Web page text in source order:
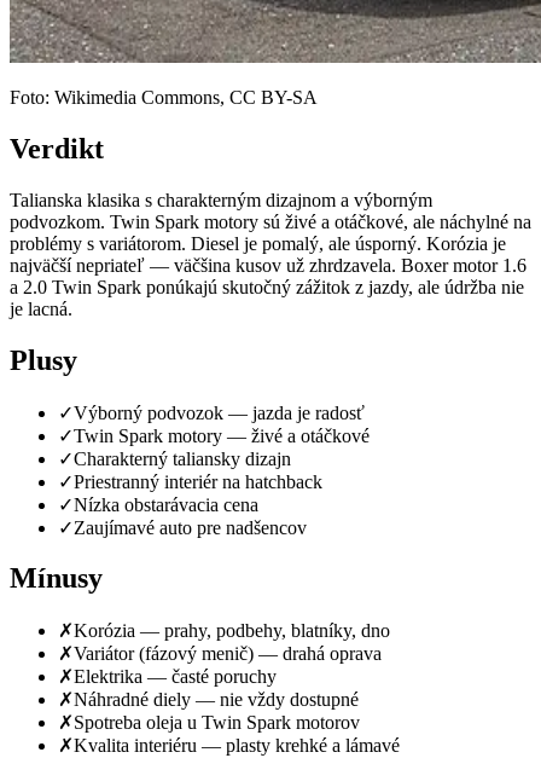
Foto: Wikimedia Commons, CC BY-SA
Verdikt
Talianska klasika s charakterným dizajnom a výborným
podvozkom. Twin Spark motory sú živé a otáčkové, ale náchylné na
problémy s variátorom. Diesel je pomalý, ale úsporný. Korózia je
najväčší nepriateľ — väčšina kusov už zhrdzavela. Boxer motor 1.6
a 2.0 Twin Spark ponúkajú skutočný zážitok z jazdy, ale údržba nie
je lacná.
Plusy
✓Výborný podvozok — jazda je radosť
✓Twin Spark motory — živé a otáčkové
✓Charakterný taliansky dizajn
✓Priestranný interiér na hatchback
✓Nízka obstarávacia cena
✓Zaujímavé auto pre nadšencov
Mínusy
✗Korózia — prahy, podbehy, blatníky, dno
✗Variátor (fázový menič) — drahá oprava
✗Elektrika — časté poruchy
✗Náhradné diely — nie vždy dostupné
✗Spotreba oleja u Twin Spark motorov
✗Kvalita interiéru — plasty krehké a lámavé